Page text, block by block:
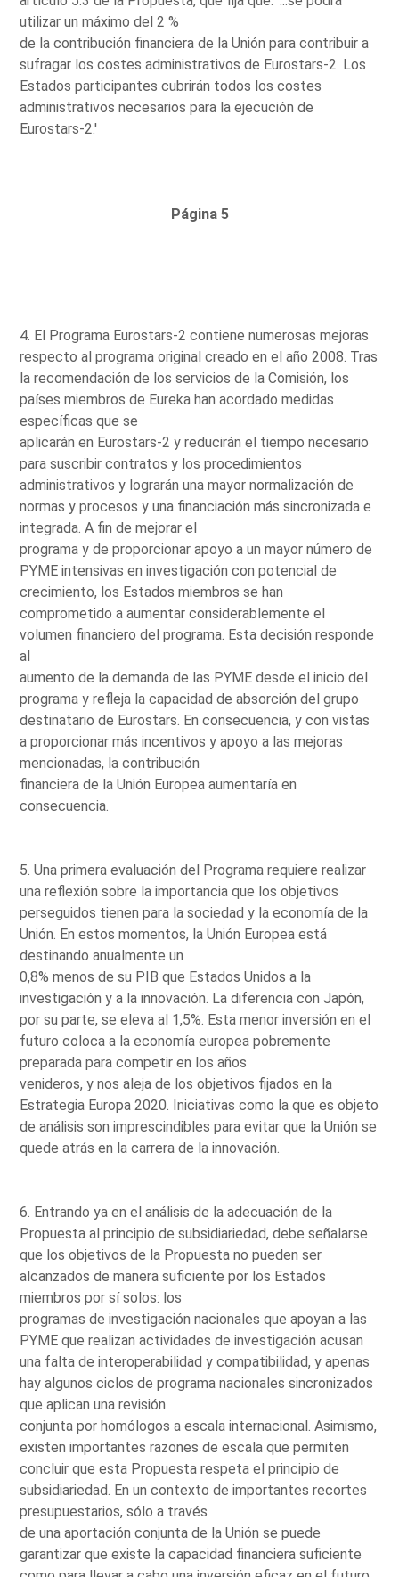
utilizar un máximo del 2 %
de la contribución financiera de la Unión para contribuir a
sufragar los costes administrativos de Eurostars-2. Los
Estados participantes cubrirán todos los costes
administrativos necesarios para la ejecución de
Eurostars-2.'
Página 5
4. El Programa Eurostars-2 contiene numerosas mejoras
respecto al programa original creado en el año 2008. Tras
la recomendación de los servicios de la Comisión, los
países miembros de Eureka han acordado medidas
específicas que se
aplicarán en Eurostars-2 y reducirán el tiempo necesario
para suscribir contratos y los procedimientos
administrativos y lograrán una mayor normalización de
normas y procesos y una financiación más sincronizada e
integrada. A fin de mejorar el
programa y de proporcionar apoyo a un mayor número de
PYME intensivas en investigación con potencial de
crecimiento, los Estados miembros se han
comprometido a aumentar considerablemente el
volumen financiero del programa. Esta decisión responde
al
aumento de la demanda de las PYME desde el inicio del
programa y refleja la capacidad de absorción del grupo
destinatario de Eurostars. En consecuencia, y con vistas
a proporcionar más incentivos y apoyo a las mejoras
mencionadas, la contribución
financiera de la Unión Europea aumentaría en
consecuencia.
5. Una primera evaluación del Programa requiere realizar
una reflexión sobre la importancia que los objetivos
perseguidos tienen para la sociedad y la economía de la
Unión. En estos momentos, la Unión Europea está
destinando anualmente un
0,8% menos de su PIB que Estados Unidos a la
investigación y a la innovación. La diferencia con Japón,
por su parte, se eleva al 1,5%. Esta menor inversión en el
futuro coloca a la economía europea pobremente
preparada para competir en los años
venideros, y nos aleja de los objetivos fijados en la
Estrategia Europa 2020. Iniciativas como la que es objeto
de análisis son imprescindibles para evitar que la Unión se
quede atrás en la carrera de la innovación.
6. Entrando ya en el análisis de la adecuación de la
Propuesta al principio de subsidiariedad, debe señalarse
que los objetivos de la Propuesta no pueden ser
alcanzados de manera suficiente por los Estados
miembros por sí solos: los
programas de investigación nacionales que apoyan a las
PYME que realizan actividades de investigación acusan
una falta de interoperabilidad y compatibilidad, y apenas
hay algunos ciclos de programa nacionales sincronizados
que aplican una revisión
conjunta por homólogos a escala internacional. Asimismo,
existen importantes razones de escala que permiten
concluir que esta Propuesta respeta el principio de
subsidiariedad. En un contexto de importantes recortes
presupuestarios, sólo a través
de una aportación conjunta de la Unión se puede
garantizar que existe la capacidad financiera suficiente